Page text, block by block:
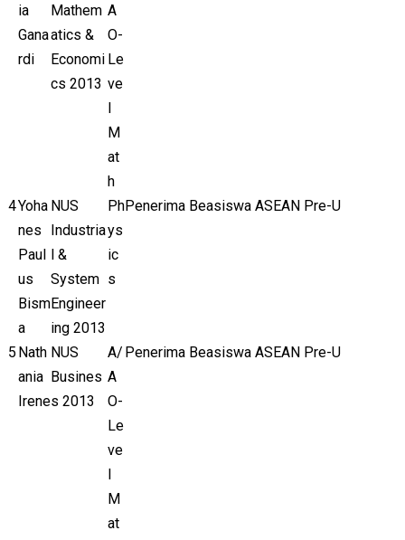
ia
Gana
rdi
Mathem
atics &
Economi
cs 2013
A
O-
Le
ve
l
M
at
h
4Yoha
nes
Paul
us
Bism
a
NUS
Industria
l &
System
Engineer
ing 2013
Ph
ys
ic
s
Penerima Beasiswa ASEAN Pre-U
5 Nath
ania
Irene
NUS
Busines
s 2013
A/
A
O-
Le
ve
l
M
at
Penerima Beasiswa ASEAN Pre-U